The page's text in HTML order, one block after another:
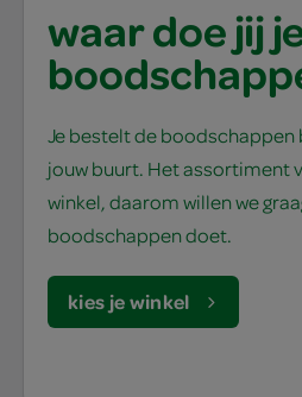
waar doe jij
Je bestelt de boodschappen
jouw buurt. Het assortiment
winkel, daarom willen we
boodschappen doet.
kies je winkel